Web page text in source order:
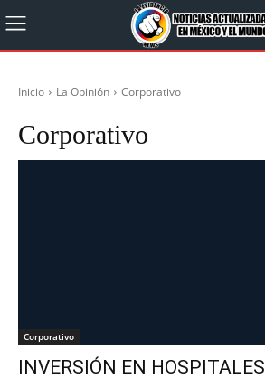
Inicio La Opinión Corporativo
Corporativo
Corporativo
INVERSIÓN EN HOSPITALES